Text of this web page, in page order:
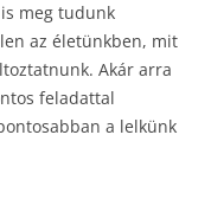
meg tudunk
az életünkben, mit
Akár arra
feladattal
a lelkünk